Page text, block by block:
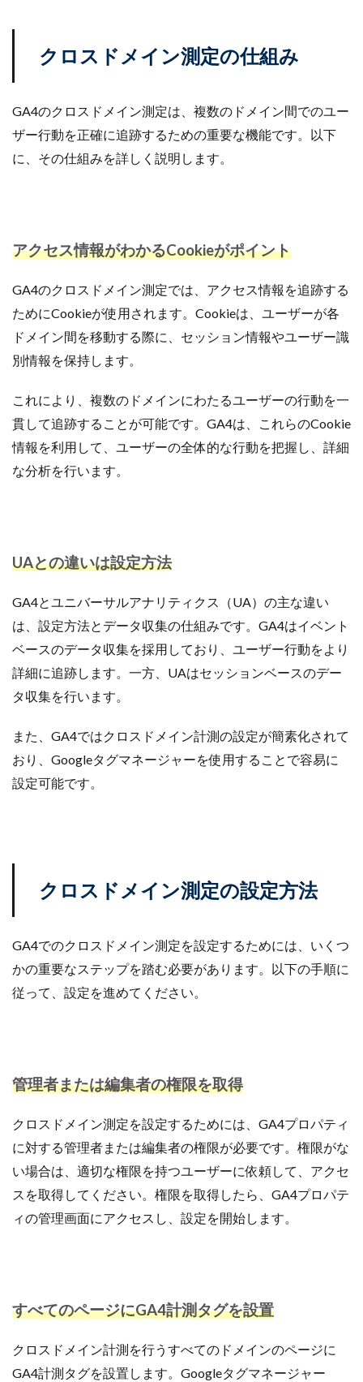
クロスドメイン測定の仕組み
GA4のクロスドメイン測定は、複数のドメイン間でのユー
ザー行動を正確に追跡するための重要な機能です。以下
に、その仕組みを詳しく説明します。
アクセス情報がわかるCookieがポイント
GA4のクロスドメイン測定では、アクセス情報を追跡する
ためにCookieが使用されます。Cookieは、ユーザーが各
ドメイン間を移動する際に、セッション情報やユーザー識
別情報を保持します。
これにより、複数のドメインにわたるユーザーの行動を一
貫して追跡することが可能です。GA4は、これらのCookie
情報を利用して、ユーザーの全体的な行動を把握し、詳細
な分析を行います。
UAとの違いは設定方法
GA4とユニバーサルアナリティクス（UA）の主な違い
は、設定方法とデータ収集の仕組みです。GA4はイベント
ベースのデータ収集を採用しており、ユーザー行動をより
詳細に追跡します。一方、UAはセッションベースのデー
タ収集を行います。
また、GA4ではクロスドメイン計測の設定が簡素化されて
おり、Googleタグマネージャーを使用することで容易に
設定可能です。
クロスドメイン測定の設定方法
GA4でのクロスドメイン測定を設定するためには、いくつ
かの重要なステップを踏む必要があります。以下の手順に
従って、設定を進めてください。
管理者または編集者の権限を取得
クロスドメイン測定を設定するためには、GA4プロパティ
に対する管理者または編集者の権限が必要です。権限がな
い場合は、適切な権限を持つユーザーに依頼して、アクセ
スを取得してください。権限を取得したら、GA4プロパテ
ィの管理画面にアクセスし、設定を開始します。
すべてのページにGA4計測タグを設置
クロスドメイン計測を行うすべてのドメインのページに
GA4計測タグを設置します。Googleタグマネージャー